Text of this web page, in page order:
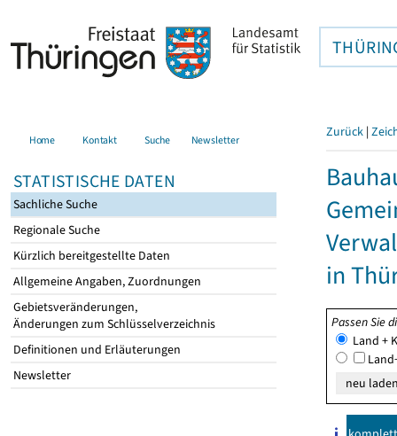
Home Kontakt Suche Newsletter
STATISTISCHE DATEN
Sachliche Suche
Regionale Suche
Kürzlich bereitgestellte Daten
Allgemeine Angaben, Zuordnungen
Gebietsveränderungen,
Änderungen zum Schlüsselverzeichnis
Definitionen und Erläuterungen
Newsletter
Zurück |
in
Passen Sie
Land +